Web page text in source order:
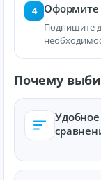
4 Оформите
Подпишите
Почему
Удобное